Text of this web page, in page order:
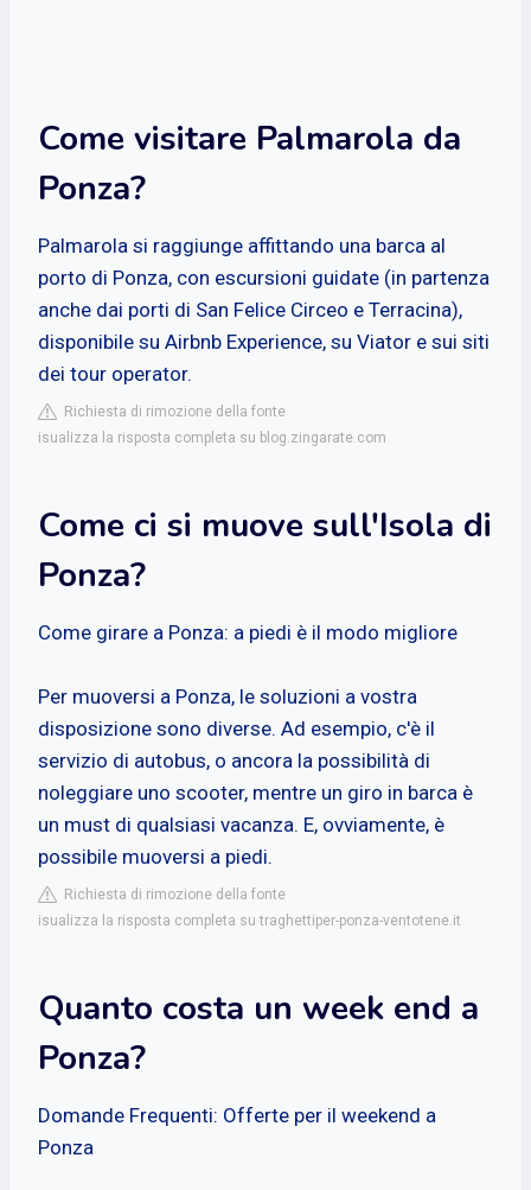
Come visitare Palmarola da
Ponza?
Palmarola si raggiunge affittando una barca al
porto di Ponza, con escursioni guidate (in partenza
anche dai porti di San Felice Circeo e Terracina),
disponibile su Airbnb Experience, su Viator e sui siti
dei tour operator.
Richiesta di rimozione della fonte
isualizza la risposta completa su blog.zingarate.com
Come ci si muove sull'Isola di
Ponza?
Come girare a Ponza: a piedi è il modo migliore
Per muoversi a Ponza, le soluzioni a vostra
disposizione sono diverse. Ad esempio, c'è il
servizio di autobus, o ancora la possibilità di
noleggiare uno scooter, mentre un giro in barca è
un must di qualsiasi vacanza. E, ovviamente, è
possibile muoversi a piedi.
Richiesta di rimozione della fonte
isualizza la risposta completa su traghettiper-ponza-ventotene.it
Quanto costa un week end a
Ponza?
Domande Frequenti: Offerte per il weekend a
Ponza